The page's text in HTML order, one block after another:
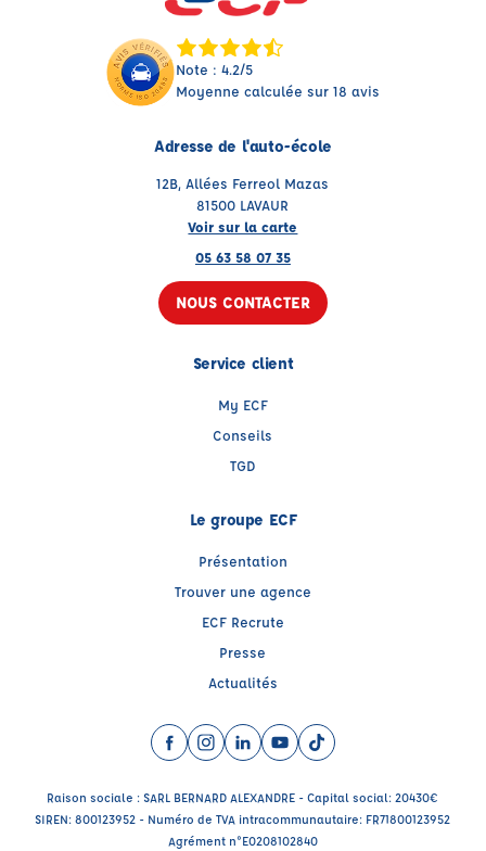
Note : 4.2/5
Moyenne calculée sur 18 avis
Adresse de l'auto-école
12B, Allées Ferreol Mazas
81500 LAVAUR
Voir sur la carte
05 63 58 07 35
NOUS CONTACTER
Service client
My ECF
Conseils
TGD
Le groupe ECF
Présentation
Trouver une agence
ECF Recrute
Presse
Actualités
Facebook (nouvelle fenêtre)
Instagram (nouvelle fenêtre)
LinkedIn (nouvelle fenêtre)
YouTube (nouvelle fenêtre)
TikTok (nouvelle
Raison sociale : SARL BERNARD ALEXANDRE - Capital social: 20430€
SIREN: 800123952 - Numéro de TVA intracommunautaire: FR71800123952
Agrément n°E0208102840